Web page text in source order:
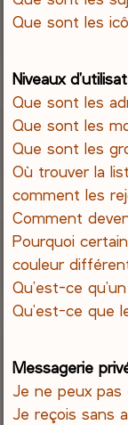
Que sont les
Niveaux
Que sont les
Que sont les
Que sont les
Où trouver la
comment les
Comment
Pourquoi
couleur
Qu’est-ce
Qu’est-ce que
Messagerie
Je ne peux pas
Je reçois sans